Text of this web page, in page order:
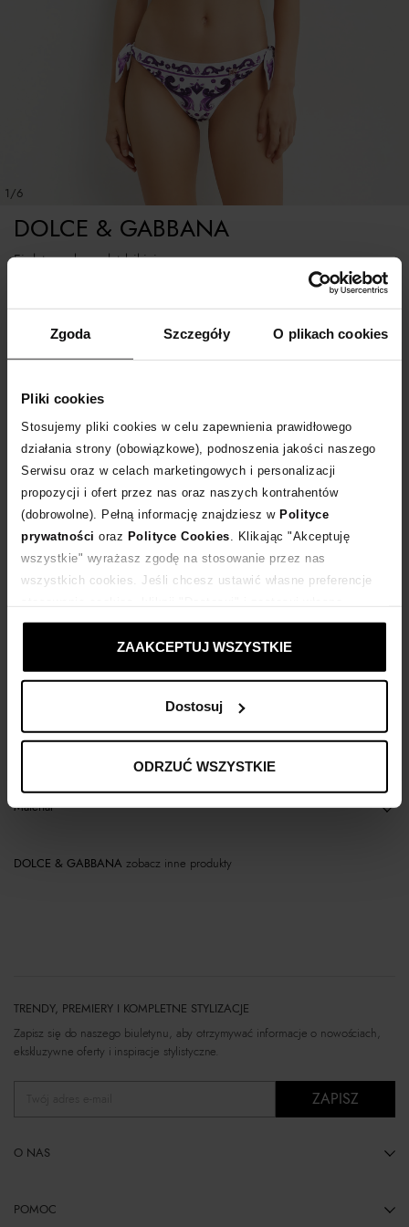
Zgoda Szczegóły O plikach cookies
Pliki cookies
Stosujemy pliki cookies w celu zapewnienia prawidłowego
działania strony (obowiązkowe), podnoszenia jakości naszego
Serwisu oraz w celach marketingowych i personalizacji
propozycji i ofert przez nas oraz naszych kontrahentów
(dobrowolne). Pełną informację znajdziesz w Polityce
prywatności oraz Polityce Cookies . Klikając "Akceptuję
wszystkie" wyrażasz zgodę na stosowanie przez nas
wszystkich cookies. Jeśli chcesz ustawić własne preferencje
ustawienia prywatności.
ZAAKCEPTUJ WSZYSTKIE
Dostosuj
ODRZUĆ WSZYSTKIE
1/6
Fioletowy komplet bikini
DOLCE & GABBANA
POWIADOM O DOSTAWIE
Dostawa od 0 zł
14 dni na zwrot towaru
Materiał
DOLCE & GABBANA zobacz inne produkty
TRENDY, PREMIERY I KOMPLETNE STYLIZACJE
Zapisz się do naszego biuletynu, aby otrzymywać informacje o nowościach,
ekskluzywne oferty i inspiracje stylistyczne.
ZAPISZ
O NAS
POMOC